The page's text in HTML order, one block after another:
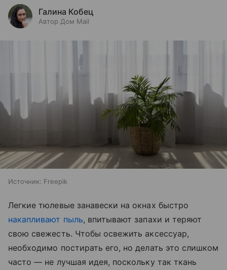
Галина Кобец
Автор Дом Mail
Источник: Freepik
Легкие тюлевые занавески на окнах быстро
накапливают пыль, впитывают запахи и теряют
свою свежесть. Чтобы освежить аксессуар,
необходимо постирать его, но делать это слишком
часто — не лучшая идея, поскольку так ткань